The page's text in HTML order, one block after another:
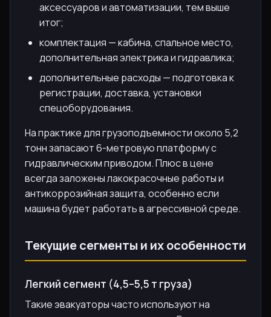
аксессуаров и автоматизации, тем выше
итог;
комплектация — кабина, спальное место,
дополнительная электрика и гидравлика;
дополнительные расходы — подготовка к
регистрации, доставка, установки
спецоборудования.
На практике для грузоподъемности около 5,2
тонн запасают 6-метровую платформу с
гидравлическим приводом. Плюс в цене
всегда заложены лакокрасочные работы и
антикоррозийная защита, особенно если
машина будет работать в агрессивной среде.
Текущие сегменты и их особенности
Легкий сегмент (4,5–5,5 т груза)
Такие эвакуаторы часто используют на